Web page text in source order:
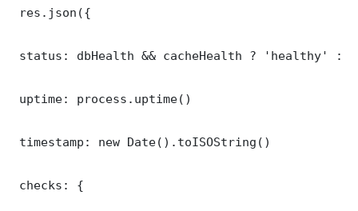
res.json({
status: dbHealth && cacheHealth ? 'healthy' :
uptime: process.uptime()
timestamp: new Date().toISOString()
checks: {